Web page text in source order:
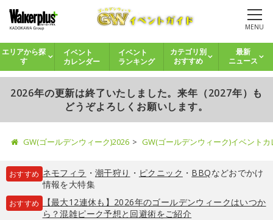
MENU
エリアから探
す
イベント
カレンダー
イベント
ランキング
カテゴリ別
おすすめ
最新
ニュース
2026年の更新は終了いたしました。来年（2027年）も
どうぞよろしくお願いします。
GW(ゴールデンウィーク)2026 GW(ゴールデンウィーク)イベント
おすすめ ネモフィラ ・ 潮干狩り ・ ピクニック ・ BBQなどおでかけ
情報を大特集
おすすめ
【最大12連休も】2026年のゴールデンウィークはいつか
ら？混雑ピーク予想と回避術をご紹介